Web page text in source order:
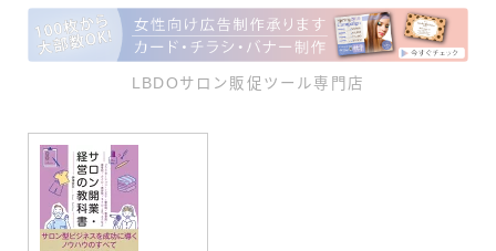
LBDOサロン販促ツール専門店